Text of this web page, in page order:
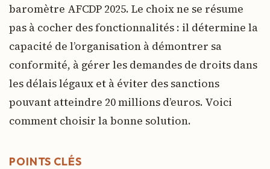
baromètre AFCDP 2025. Le choix ne se résume
pas à cocher des fonctionnalités : il détermine la
capacité de l’organisation à démontrer sa
conformité, à gérer les demandes de droits dans
les délais légaux et à éviter des sanctions
pouvant atteindre 20 millions d’euros. Voici
comment choisir la bonne solution.
POINTS CLÉS